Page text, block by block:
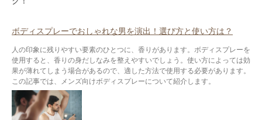
ボディスプレーでおしゃれな男を演出！選び方と使い方は？
人の印象に残りやすい要素のひとつに、香りがあります。ボディスプレーを
使用すると、香りの身だしなみを整えやすいでしょう。使い方によっては効
果が薄れてしまう場合があるので、適した方法で使用する必要があります。
この記事では、メンズ向けボディスプレーについて紹介します。